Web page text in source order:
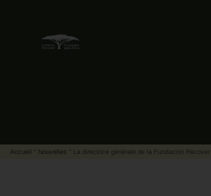
Accueil " Nouvelles " La directrice générale de la Fundación